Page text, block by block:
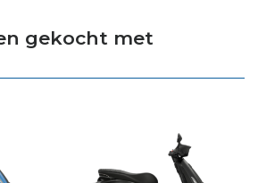
gekocht met